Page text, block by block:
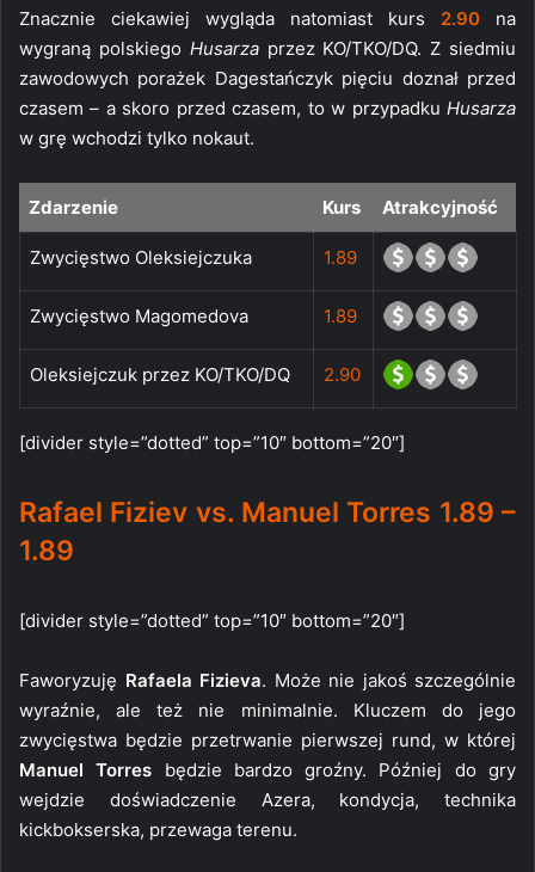
Znacznie ciekawiej wygląda natomiast kurs 2.90 na
wygraną polskiego Husarzaprzez KO/TKO/DQ. Z siedmiu
zawodowych porażek Dagestańczyk pięciu doznał przed
czasem – a skoro przed czasem, to w przypadku Husarza
w grę wchodzi tylko nokaut.
Zdarzenie Kurs Atrakcyjność
Zwycięstwo Oleksiejczuka 1.89
Zwycięstwo Magomedova 1.89
Oleksiejczuk przez KO/TKO/DQ 2.90
[divider style=”dotted” top=”10″ bottom=”20″]
Rafael Fiziev vs. Manuel Torres 1.89 –
1.89
[divider style=”dotted” top=”10″ bottom=”20″]
Faworyzuję Rafaela Fizieva. Może nie jakoś szczególnie
wyraźnie, ale też nie minimalnie. Kluczem do jego
zwycięstwa będzie przetrwanie pierwszej rund, w której
Manuel Torres będzie bardzo groźny. Później do gry
wejdzie doświadczenie Azera, kondycja, technika
kickbokserska, przewaga terenu.